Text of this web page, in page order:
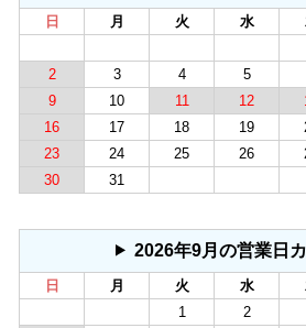
日 月 火 水
2
3 4 5
9
10 11 12
16
17 18 19
23
24 25 26
30
31
2026年9月の営業日
日 月 火 水
1
2